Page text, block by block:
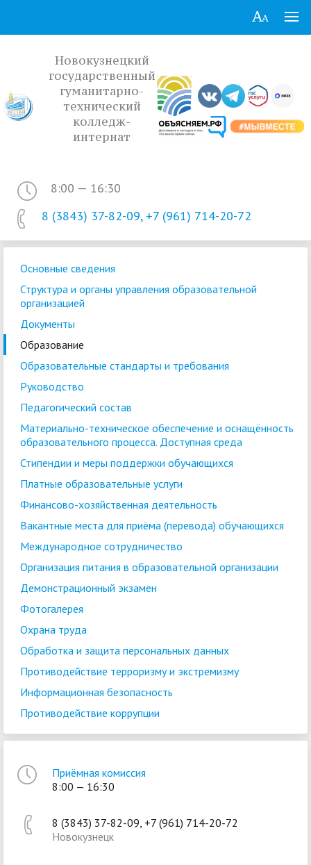
Новокузнецкий
государственный
гуманитарно-
технический
колледж-
интернат
8:00 — 16:30
8 (3843) 37-82-09, +7 (961) 714-20-72
Основные сведения
Структура и органы управления образовательной
организацией
Документы
Образование
Образовательные стандарты и требования
Руководство
Педагогический состав
Материально-техническое обеспечение и оснащённость
образовательного процесса. Доступная среда
Стипендии и меры поддержки обучающихся
Платные образовательные услуги
Финансово-хозяйственная деятельность
Вакантные места для приёма (перевода) обучающихся
Международное сотрудничество
Организация питания в образовательной организации
Демонстрационный экзамен
Фотогалерея
Охрана труда
Обработка и защита персональных данных
Противодействие терроризму и экстремизму
Информационная безопасность
Противодействие коррупции
Приёмная комиссия
8:00 — 16:30
8 (3843) 37-82-09, +7 (961) 714-20-72
Новокузнецк